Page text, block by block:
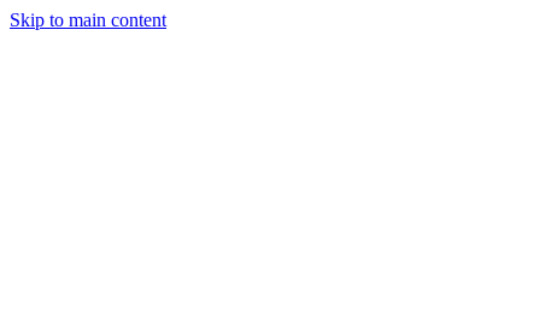
Skip to main content